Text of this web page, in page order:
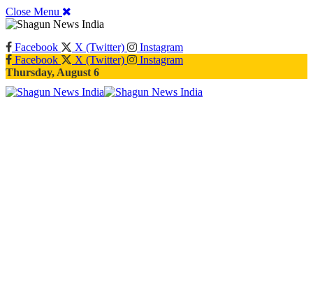
Close Menu
Facebook X (Twitter)
Instagram
Facebook
X (Twitter)
Instagram
Thursday, August 6